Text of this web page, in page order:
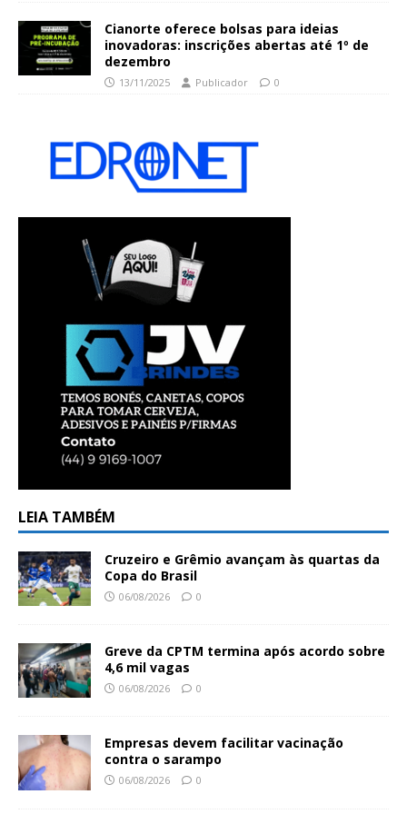
Cianorte oferece bolsas para ideias
inovadoras: inscrições abertas até 1º de
dezembro
13/11/2025 Publicador 0
LEIA TAMBÉM
Cruzeiro e Grêmio avançam às quartas da
Copa do Brasil
06/08/2026 0
Greve da CPTM termina após acordo sobre
4,6 mil vagas
06/08/2026 0
Empresas devem facilitar vacinação
contra o sarampo
06/08/2026 0